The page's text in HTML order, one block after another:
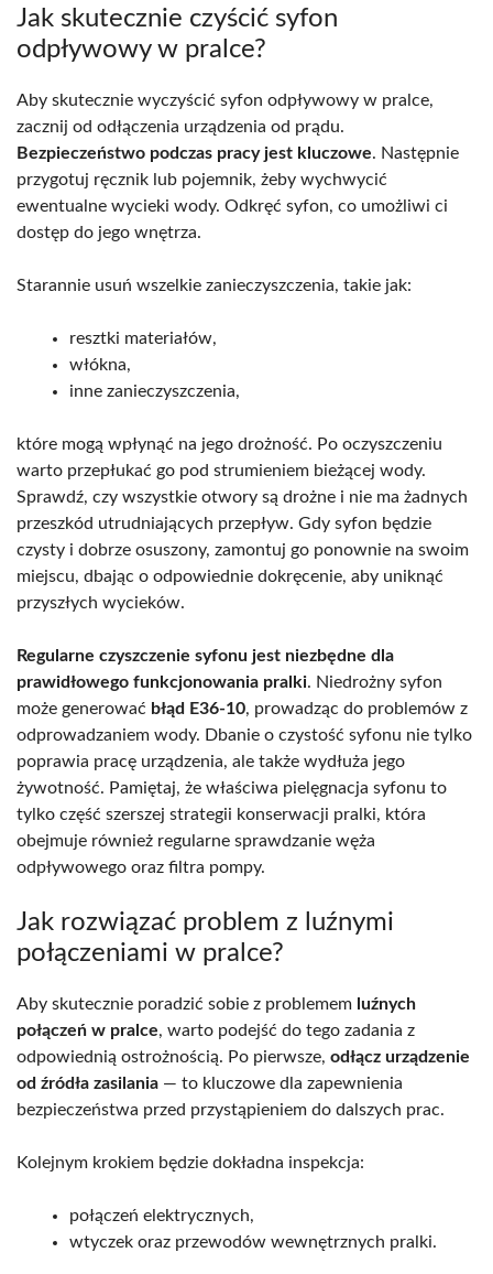
Jak skutecznie czyścić syfon
odpływowy w pralce?
Aby skutecznie wyczyścić syfon odpływowy w pralce,
zacznij od odłączenia urządzenia od prądu.
Bezpieczeństwo podczas pracy jest kluczowe. Następnie
przygotuj ręcznik lub pojemnik, żeby wychwycić
ewentualne wycieki wody. Odkręć syfon, co umożliwi ci
dostęp do jego wnętrza.
Starannie usuń wszelkie zanieczyszczenia, takie jak:
resztki materiałów,
włókna,
inne zanieczyszczenia,
które mogą wpłynąć na jego drożność. Po oczyszczeniu
warto przepłukać go pod strumieniem bieżącej wody.
Sprawdź, czy wszystkie otwory są drożne i nie ma żadnych
przeszkód utrudniających przepływ. Gdy syfon będzie
czysty i dobrze osuszony, zamontuj go ponownie na swoim
miejscu, dbając o odpowiednie dokręcenie, aby uniknąć
przyszłych wycieków.
Regularne czyszczenie syfonu jest niezbędne dla
prawidłowego funkcjonowania pralki. Niedrożny syfon
może generować błąd E36-10, prowadząc do problemów z
odprowadzaniem wody. Dbanie o czystość syfonu nie tylko
poprawia pracę urządzenia, ale także wydłuża jego
żywotność. Pamiętaj, że właściwa pielęgnacja syfonu to
tylko część szerszej strategii konserwacji pralki, która
obejmuje również regularne sprawdzanie węża
odpływowego oraz filtra pompy.
Jak rozwiązać problem z luźnymi
połączeniami w pralce?
Aby skutecznie poradzić sobie z problemem luźnych
połączeń w pralce, warto podejść do tego zadania z
odpowiednią ostrożnością. Po pierwsze, odłącz urządzenie
od źródła zasilania — to kluczowe dla zapewnienia
bezpieczeństwa przed przystąpieniem do dalszych prac.
Kolejnym krokiem będzie dokładna inspekcja:
połączeń elektrycznych,
wtyczek oraz przewodów wewnętrznych pralki.